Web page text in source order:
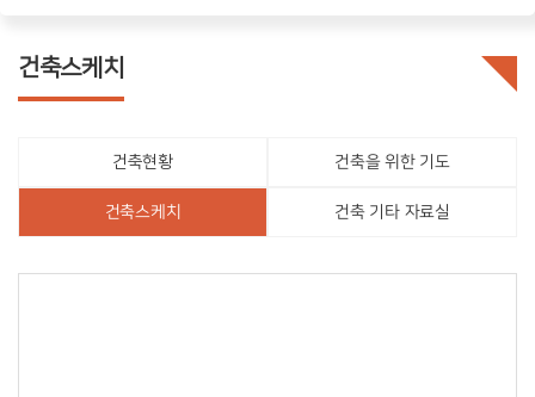
건축스케치
건축현황 건축을 위한 기도
건축스케치 건축 기타 자료실